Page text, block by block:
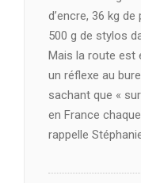
d’encre, 36 kg
500 g de stylos
Mais la route est
un réflexe au
sachant que «
en France
rappelle